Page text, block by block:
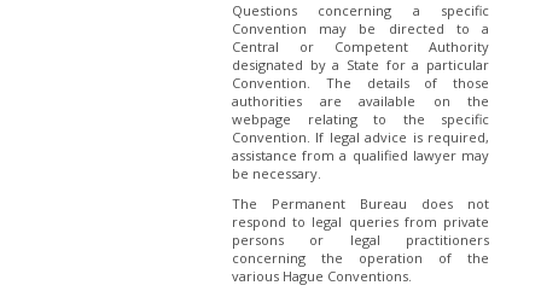
Questions concerning a specific
Convention may be directed to a
Central or Competent Authority
designated by a State for a particular
Convention. The details of those
authorities are available on the
webpage relating to the specific
Convention. If legal advice is required,
assistance from a qualified lawyer may
be necessary.
The Permanent Bureau does not
respond to legal queries from private
persons or legal practitioners
concerning the operation of the
various Hague Conventions.